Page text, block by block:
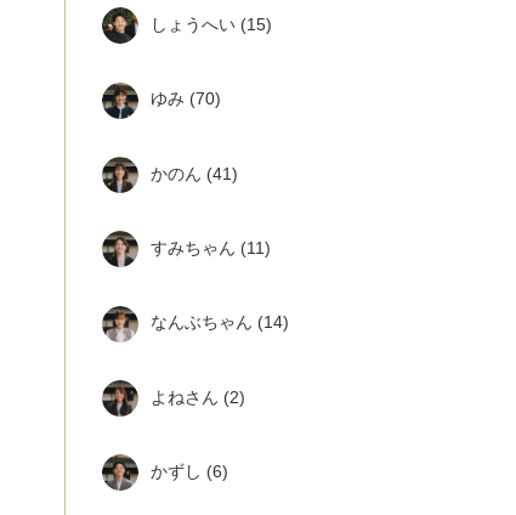
しょうへい (15)
ゆみ (70)
かのん (41)
すみちゃん (11)
なんぶちゃん (14)
よねさん (2)
かずし (6)